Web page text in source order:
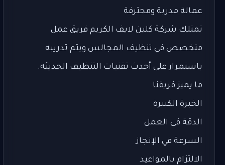
عمالة مدربة ومحترفة
تمتلك شركة كلين لايف الكريم فريق عمل
متخصص في تنظيف المجالس ويتم تدريبه
باستمرار على أحدث تقنيات التنظيف الحديثة.
ما يميز فريقنا
الخبرة الكبيرة
الدقة في العمل
السرعة في الإنجاز
الالتزام بالمواعيد